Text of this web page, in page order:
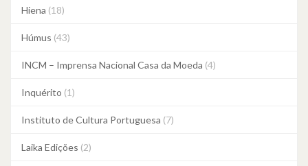
Hiena (18)
Húmus (43)
INCM – Imprensa Nacional Casa da Moeda (4)
Inquérito (1)
Instituto de Cultura Portuguesa (7)
Laika Edições (2)